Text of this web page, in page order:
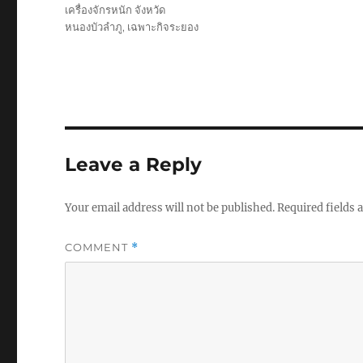
เครื่องจักรหนัก จังหวัด
หนองบัวลำภู, เฉพาะกิจระยอง
Leave a Reply
Your email address will not be published.Required fields
COMMENT *